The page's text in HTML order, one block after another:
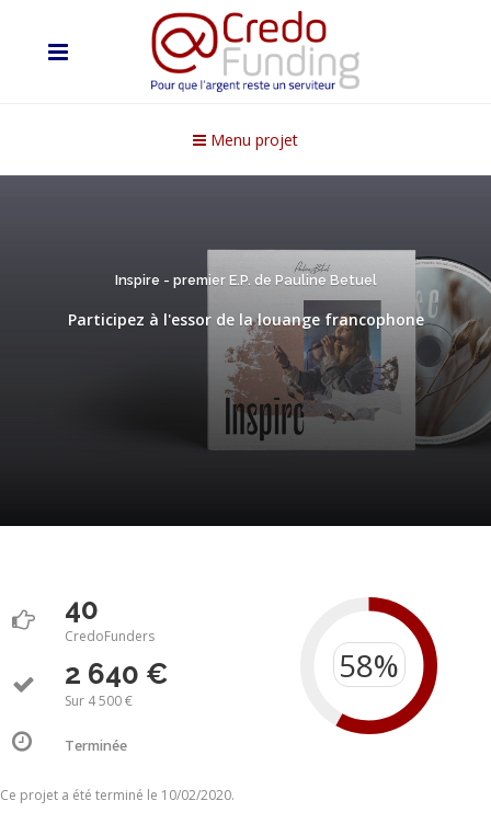
Menu projet
Inspire - premier E.P. de Pauline Betuel
Participez à l'essor de la louange francophone
40
CredoFunders
2 640 €
Sur 4 500 €
Terminée
Ce projet a été terminé le 10/02/2020.